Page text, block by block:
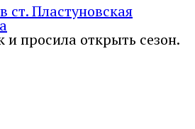
ст. Пластуновская
и просила открыть сезон.